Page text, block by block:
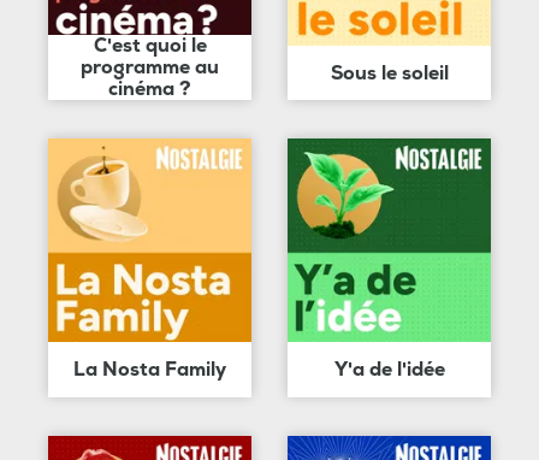
C'est quoi le
programme au
cinéma ?
Sous le soleil
La Nosta Family Y'a de l'idée